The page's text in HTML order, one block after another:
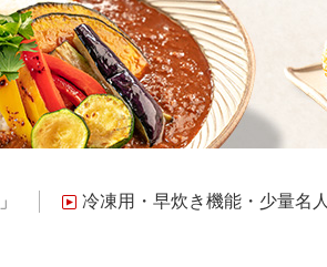
冷凍用・早炊き機能・少量名人